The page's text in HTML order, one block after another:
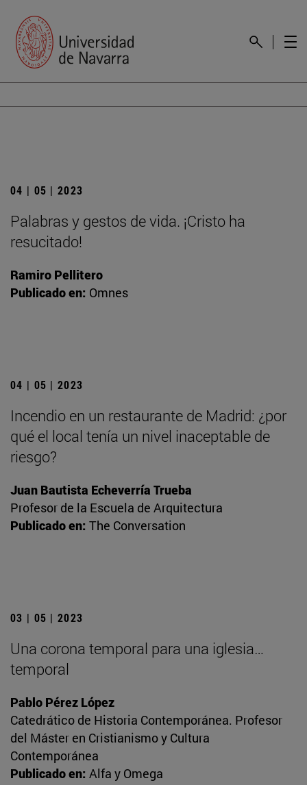
04 | 05 | 2023
Palabras y gestos de vida. ¡Cristo ha
resucitado!
Ramiro Pellitero
Publicado en: Omnes
04 | 05 | 2023
Incendio en un restaurante de Madrid: ¿por
qué el local tenía un nivel inaceptable de
riesgo?
Juan Bautista Echeverría Trueba
Profesor de la Escuela de Arquitectura
Publicado en: The Conversation
03 | 05 | 2023
Una corona temporal para una iglesia…
temporal
Pablo Pérez López
Catedrático de Historia Contemporánea. Profesor
del Máster en Cristianismo y Cultura
Contemporánea
Publicado en: Alfa y Omega